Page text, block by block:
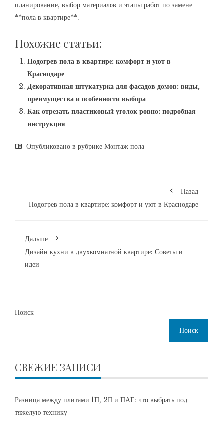
планирование, выбор материалов и этапы работ по замене
**пола в квартире**.
Похожие статьи:
Подогрев пола в квартире: комфорт и уют в
Краснодаре
Декоративная штукатурка для фасадов домов: виды,
преимущества и особенности выбора
Как отрезать пластиковый уголок ровно: подробная
инструкция
Опубликовано в рубрике Монтаж пола
Назад
Подогрев пола в квартире: комфорт и уют в Краснодаре
Дальше
Дизайн кухни в двухкомнатной квартире: Советы и
идеи
Поиск
Поиск
СВЕЖИЕ ЗАПИСИ
Разница между плитами 1П, 2П и ПАГ: что выбрать под
тяжелую технику